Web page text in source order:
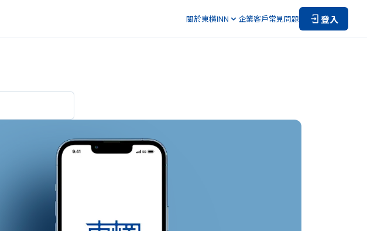
關於東橫INN 企業客戶常見問題 登入